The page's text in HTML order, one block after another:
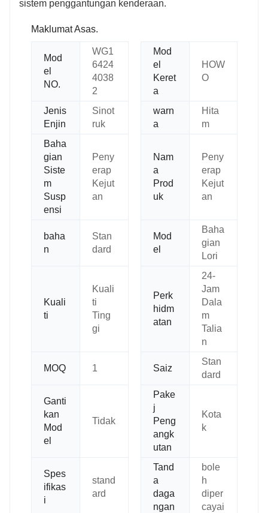
sistem penggantungan kenderaan.
Maklumat Asas.
Mod
el
NO.
WG1
6424
4038
2
Mod
el
Keret
a
HOW
O
Jenis
Enjin
Sinot
ruk
warn
a
Hita
m
Baha
gian
Siste
m
Susp
ensi
Peny
erap
Kejut
an
Nam
a
Prod
uk
Peny
erap
Kejut
an
baha
n
Stan
dard
Mod
el
Baha
gian
Lori
Kuali
ti
Kuali
ti
Ting
gi
Perk
hidm
atan
24-
Jam
Dala
m
Talia
n
MOQ 1 Saiz
Stan
dard
Ganti
kan
Mod
el
Tidak
Pake
j
Peng
angk
utan
Kota
k
Spes
ifikas
i
stand
ard
Tand
a
daga
ngan
bole
h
diper
cayai